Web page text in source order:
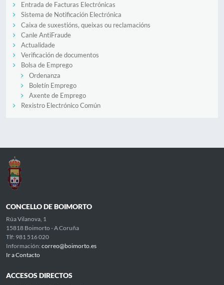
Entrada de Facturas Electrónicas
Sistema de Notificación Electrónica
Caixa de suxestións, queixas ou reclamacións
Canle AntiFraude
Actualidade
Verificación de documentos
Bolsa de Emprego
Ordenanza
Boletín Emprego
Axente de Emprego
Rexistro Electrónico Común
CONCELLO DE BOIMORTO
Rúa Vilanova, 1
15818 Boimorto - A Coruña
Tlf: 981 516 020
Información: correo@boimorto.es
Ir a Contacto
ACCESOS DIRECTOS